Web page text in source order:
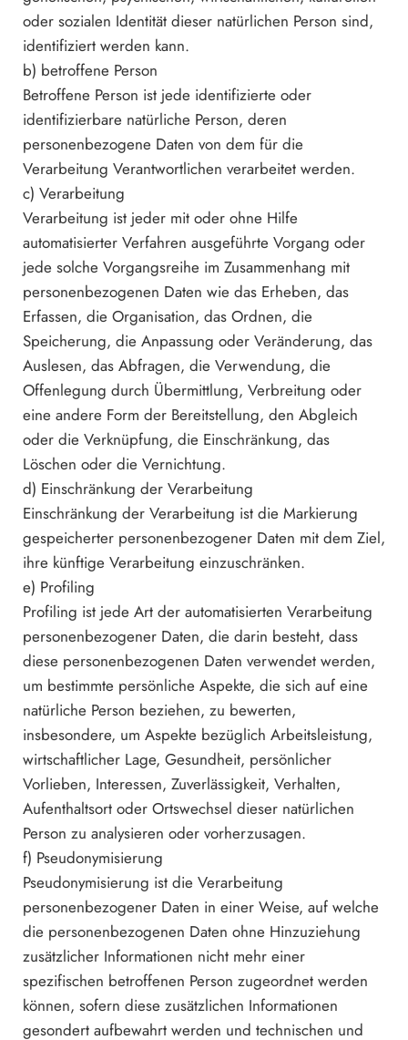
oder sozialen Identität dieser natürlichen Person sind,
identifiziert werden kann.
b) betroffene Person
Betroffene Person ist jede identifizierte oder
identifizierbare natürliche Person, deren
personenbezogene Daten von dem für die
Verarbeitung Verantwortlichen verarbeitet werden.
c) Verarbeitung
Verarbeitung ist jeder mit oder ohne Hilfe
automatisierter Verfahren ausgeführte Vorgang oder
jede solche Vorgangsreihe im Zusammenhang mit
personenbezogenen Daten wie das Erheben, das
Erfassen, die Organisation, das Ordnen, die
Speicherung, die Anpassung oder Veränderung, das
Auslesen, das Abfragen, die Verwendung, die
Offenlegung durch Übermittlung, Verbreitung oder
eine andere Form der Bereitstellung, den Abgleich
oder die Verknüpfung, die Einschränkung, das
Löschen oder die Vernichtung.
d) Einschränkung der Verarbeitung
Einschränkung der Verarbeitung ist die Markierung
gespeicherter personenbezogener Daten mit dem Ziel,
ihre künftige Verarbeitung einzuschränken.
e) Profiling
Profiling ist jede Art der automatisierten Verarbeitung
personenbezogener Daten, die darin besteht, dass
diese personenbezogenen Daten verwendet werden,
um bestimmte persönliche Aspekte, die sich auf eine
natürliche Person beziehen, zu bewerten,
insbesondere, um Aspekte bezüglich Arbeitsleistung,
wirtschaftlicher Lage, Gesundheit, persönlicher
Vorlieben, Interessen, Zuverlässigkeit, Verhalten,
Aufenthaltsort oder Ortswechsel dieser natürlichen
Person zu analysieren oder vorherzusagen.
f) Pseudonymisierung
Pseudonymisierung ist die Verarbeitung
personenbezogener Daten in einer Weise, auf welche
die personenbezogenen Daten ohne Hinzuziehung
zusätzlicher Informationen nicht mehr einer
spezifischen betroffenen Person zugeordnet werden
können, sofern diese zusätzlichen Informationen
gesondert aufbewahrt werden und technischen und